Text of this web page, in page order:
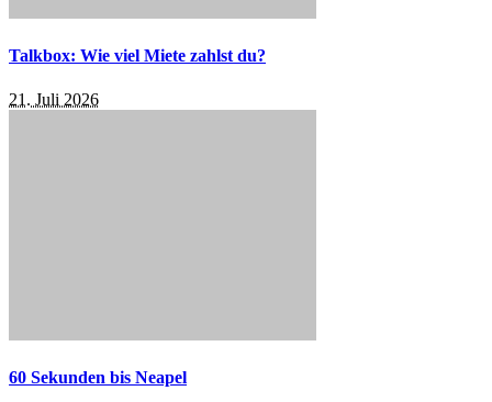
Talkbox: Wie viel Miete zahlst du?
21. Juli 2026
60 Sekunden bis Neapel